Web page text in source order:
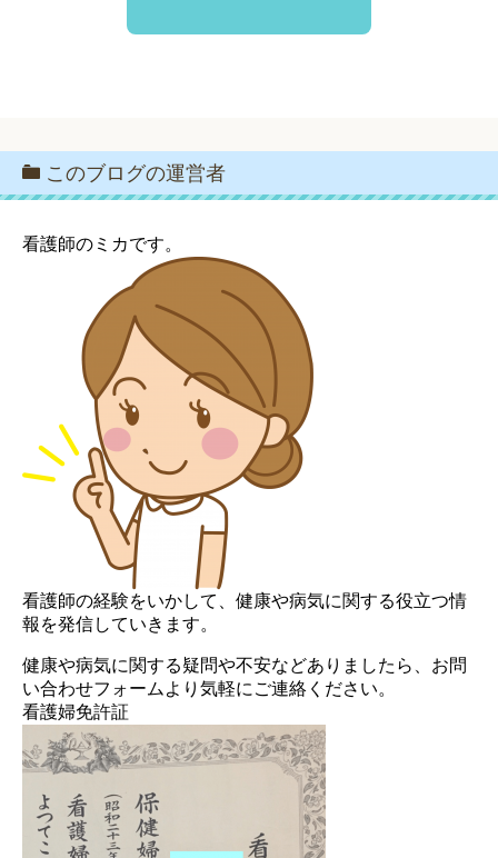
このブログの運営者
看護師のミカです。
看護師の経験をいかして、健康や病気に関する役立つ情
報を発信していきます。
健康や病気に関する疑問や不安などありましたら、お問
い合わせフォームより気軽にご連絡ください。
看護婦免許証